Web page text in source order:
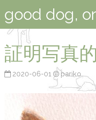
good dog,
証明写真
2020-06-01 pariko